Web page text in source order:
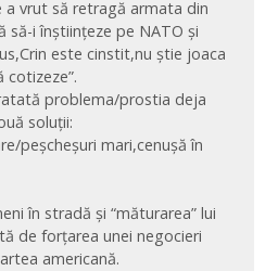
a vrut să retragă armata din
să-i înștiințeze pe NATO și
este cinstit,nu știe joaca
cotizeze”.
problema/prostia deja
soluții:
peșcheșuri mari,cenușă în
în stradă și “măturarea” lui
de forțarea unei negocieri
americană.